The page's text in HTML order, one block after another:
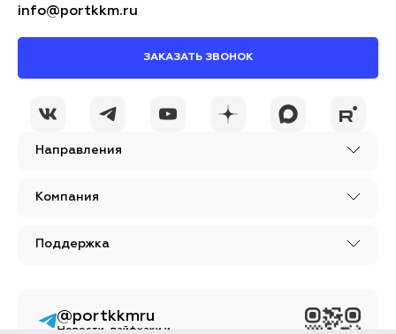
Направления
Компания
Поддержка
info@portkkm.ru
ЗАКАЗАТЬ ЗВОНОК
@portkkmru
Новости, лайфхаки и